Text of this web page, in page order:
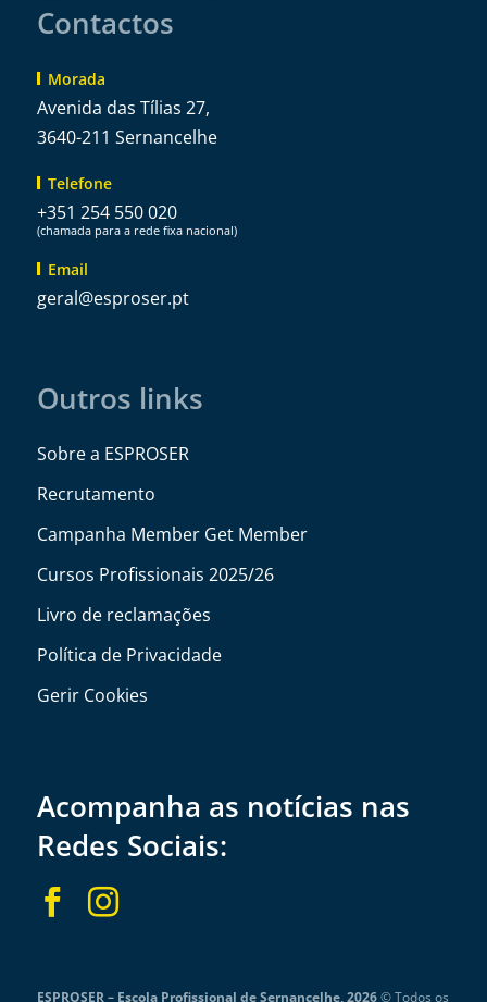
Contactos
Morada
Avenida das Tílias 27,
3640-211 Sernancelhe
Telefone
+351 254 550 020
(chamada para a rede fixa nacional)
Email
tp.resorpse
@lareg
Outros links
Sobre a ESPROSER
Recrutamento
Campanha Member Get Member
Cursos Profissionais 2025/26
Livro de reclamações
Política de Privacidade
Gerir Cookies
Acompanha as notícias nas
Redes Sociais:
 
ESPROSER – Escola Profissional de Sernancelhe, 2026© Todos os